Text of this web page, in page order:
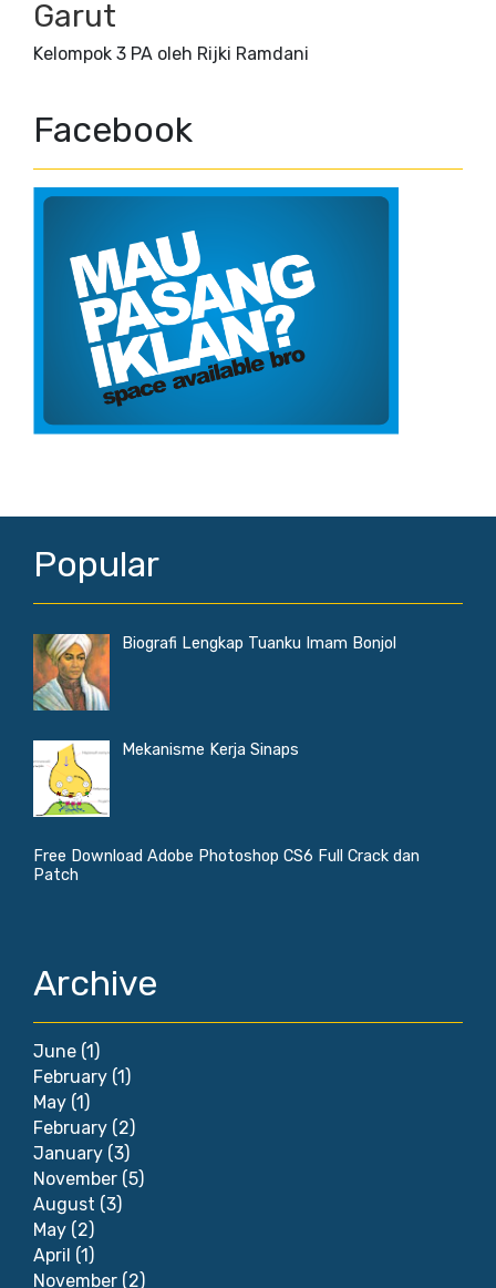
Garut
Kelompok 3 PA oleh Rijki Ramdani
Facebook
Popular
Biografi Lengkap Tuanku Imam Bonjol
Mekanisme Kerja Sinaps
Free Download Adobe Photoshop CS6 Full Crack dan
Patch
Archive
June (1)
February (1)
May (1)
February (2)
January (3)
November (5)
August (3)
May (2)
April (1)
November (2)